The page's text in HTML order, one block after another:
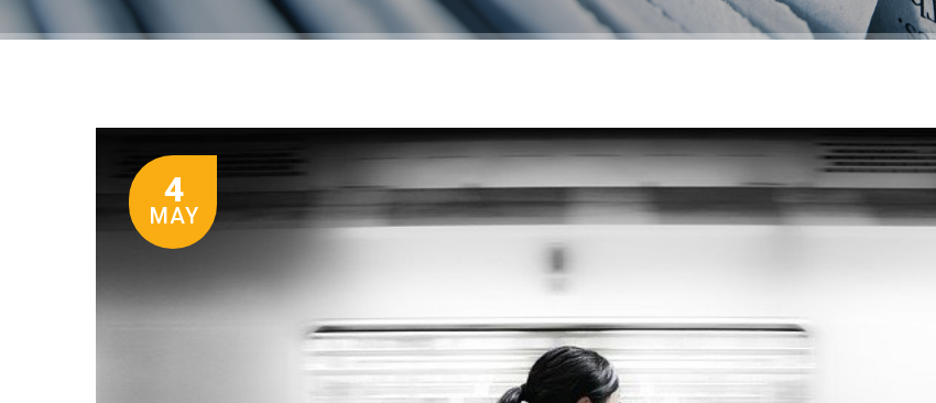
4
MAY